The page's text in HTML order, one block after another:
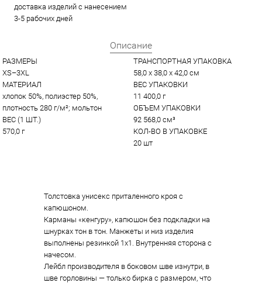
доставка изделий с нанесением
3-5 рабочих дней
Описание
РАЗМЕРЫ
XS–3XL
МАТЕРИАЛ
хлопок 50%, полиэстер 50%,
плотность 280 г/м²; мольтон
ВЕС (1 ШТ.)
570,0 г
ТРАНСПОРТНАЯ УПАКОВКА
58,0 x 38,0 x 42,0 см
ВЕС УПАКОВКИ
11 400,0 г
ОБЪЕМ УПАКОВКИ
92 568,0 см³
КОЛ-ВО В УПАКОВКЕ
20 шт
Толстовка унисекс приталенного кроя с
капюшоном.
Карманы «кенгуру», капюшон без подкладки на
шнурках тон в тон. Манжеты и низ изделия
выполнены резинкой 1x1. Внутренняя сторона с
начесом.
Лейбл производителя в боковом шве изнутри, в
шве горловины — только бирка с размером, что